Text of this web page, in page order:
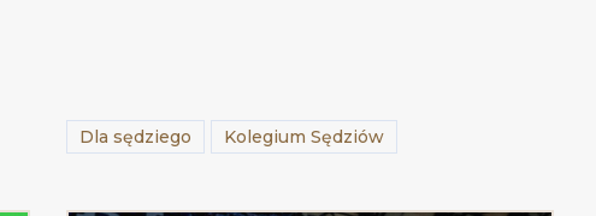
Dla sędziego Kolegium Sędziów